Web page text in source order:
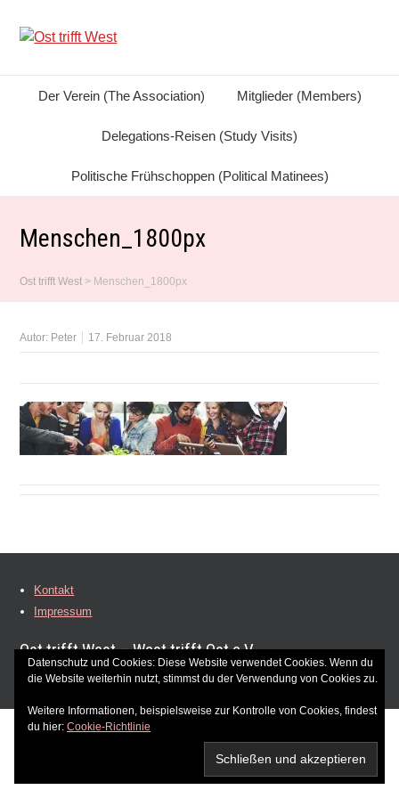
Der Verein (The Association) Mitglieder (Members)
Delegations-Reisen (Study Visits)
Politische Frühschoppen (Political Matinees)
Menschen_1800px
Ost trifft West > Menschen_1800px
Autor: Peter 17. Februar 2018
Kontakt
Impressum
Ost trifft West – West trifft Ost e.V.
Datenschutz und Cookies: Diese Website verwendet Cookies. Wenn du
die Website weiterhin nutzt, stimmst du der Verwendung von Cookies zu.
Weitere Informationen, beispielsweise zur Kontrolle von Cookies, findest
du hier: Cookie-Richtlinie